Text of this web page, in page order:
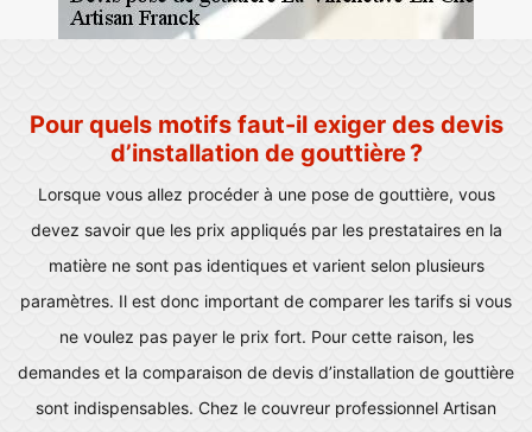
Pour quels motifs faut-il exiger des devis
d’installation de gouttière ?
Lorsque vous allez procéder à une pose de gouttière, vous
devez savoir que les prix appliqués par les prestataires en la
matière ne sont pas identiques et varient selon plusieurs
paramètres. Il est donc important de comparer les tarifs si vous
ne voulez pas payer le prix fort. Pour cette raison, les
demandes et la comparaison de devis d’installation de gouttière
sont indispensables. Chez le couvreur professionnel Artisan